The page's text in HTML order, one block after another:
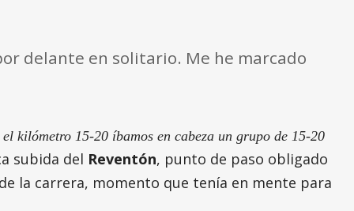
delante en solitario. Me he marcado
kilómetro 15-20 íbamos en cabeza un grupo de 15-20
subida del Reventón, punto de paso obligado
la carrera, momento que tenía en mente para